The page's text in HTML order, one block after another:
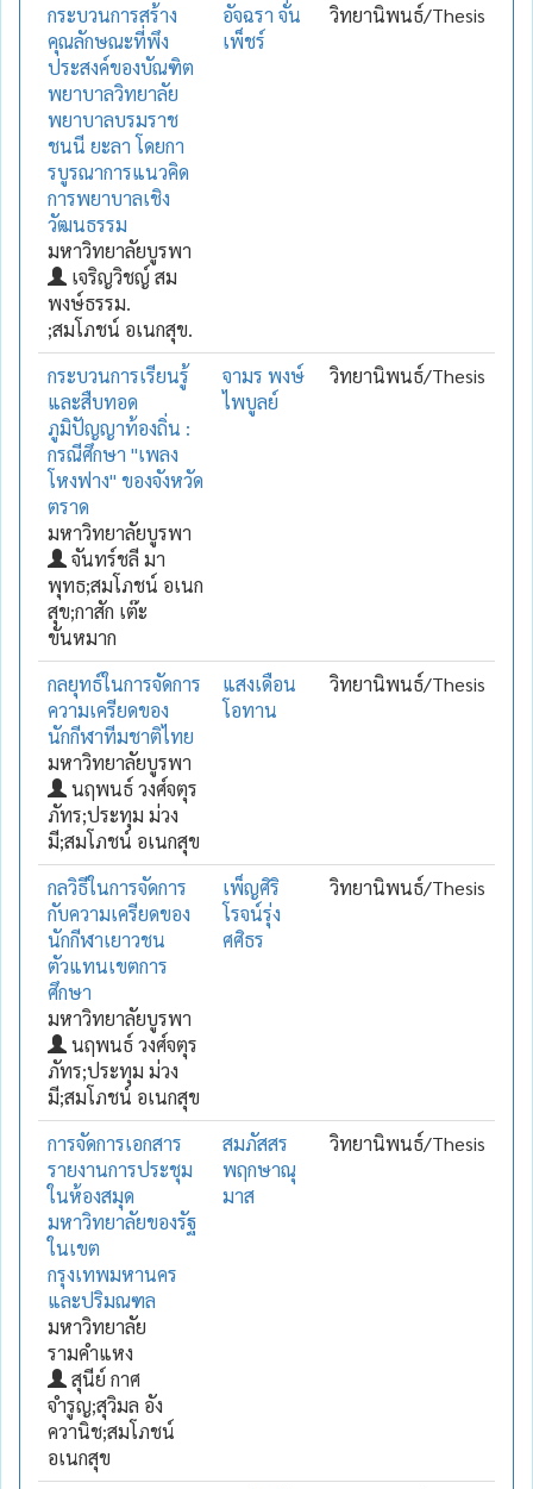
กระบวนการสร้าง
คุณลักษณะที่พึง
ประสงค์ของบัณฑิต
พยาบาลวิทยาลัย
พยาบาลบรมราช
ชนนี ยะลา โดยกา
รบูรณาการแนวคิด
การพยาบาลเชิง
วัฒนธรรม
มหาวิทยาลัยบูรพา
เจริญวิชญ์ สม
พงษ์ธรรม.
;สมโภชน์ อเนกสุข.
อัจฉรา จั่น
เพ็ชร์
วิทยานิพนธ์/Thesis
กระบวนการเรียนรู้
และสืบทอด
ภูมิปัญญาท้องถิ่น :
กรณีศึกษา "เพลง
โหงฟาง" ของจังหวัด
ตราด
มหาวิทยาลัยบูรพา
จันทร์ชลี มา
พุทธ;สมโภชน์ อเนก
สุข;กาสัก เต๊ะ
ขันหมาก
จามร พงษ์
ไพบูลย์
วิทยานิพนธ์/Thesis
กลยุทธ์ในการจัดการ
ความเครียดของ
นักกีฬาทีมชาติไทย
มหาวิทยาลัยบูรพา
นฤพนธ์ วงศ์จตุร
ภัทร;ประทุม ม่วง
มี;สมโภชน์ อเนกสุข
แสงเดือน
โอทาน
วิทยานิพนธ์/Thesis
กลวิธีในการจัดการ
กับความเครียดของ
นักกีฬาเยาวชน
ตัวแทนเขตการ
ศึกษา
มหาวิทยาลัยบูรพา
นฤพนธ์ วงศ์จตุร
ภัทร;ประทุม ม่วง
มี;สมโภชน์ อเนกสุข
เพ็ญศิริ
โรจน์รุ่ง
ศศิธร
วิทยานิพนธ์/Thesis
การจัดการเอกสาร
รายงานการประชุม
ในห้องสมุด
มหาวิทยาลัยของรัฐ
ในเขต
กรุงเทพมหานคร
และปริมณฑล
มหาวิทยาลัย
รามคำแหง
สุนีย์ กาศ
จำรูญ;สุวิมล อัง
ควานิช;สมโภชน์
อเนกสุข
สมภัสสร
พฤกษาณุ
มาส
วิทยานิพนธ์/Thesis